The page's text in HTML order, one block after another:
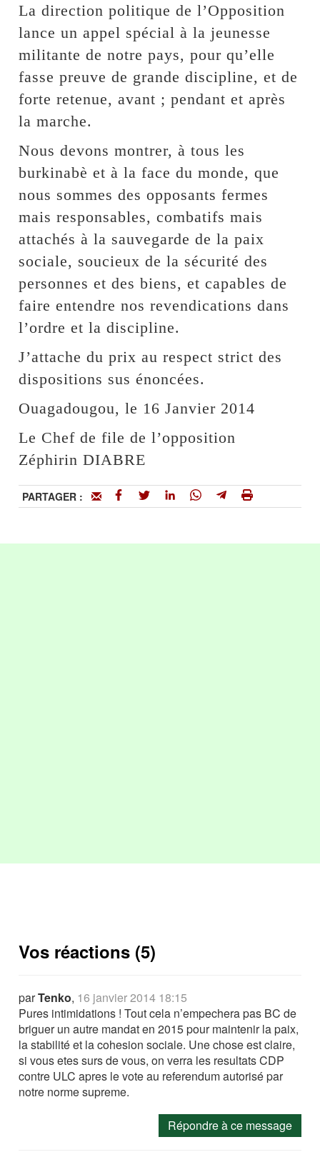
La direction politique de l’Opposition
lance un appel spécial à la jeunesse
militante de notre pays, pour qu’elle
fasse preuve de grande discipline, et de
forte retenue, avant ; pendant et après
la marche.
Nous devons montrer, à tous les
burkinabè et à la face du monde, que
nous sommes des opposants fermes
mais responsables, combatifs mais
attachés à la sauvegarde de la paix
sociale, soucieux de la sécurité des
personnes et des biens, et capables de
faire entendre nos revendications dans
l’ordre et la discipline.
J’attache du prix au respect strict des
dispositions sus énoncées.
Ouagadougou, le 16 Janvier 2014
Le Chef de file de l’opposition
Zéphirin DIABRE
PARTAGER :
Vos réactions (5)
parTenko, 16 janvier 2014 18:15
Pures intimidations ! Tout cela n’empechera pas BC de
briguer un autre mandat en 2015 pour maintenir la paix,
la stabilité et la cohesion sociale. Une chose est claire,
si vous etes surs de vous, on verra les resultats CDP
contre ULC apres le vote au referendum autorisé par
notre norme supreme.
Répondre à ce message